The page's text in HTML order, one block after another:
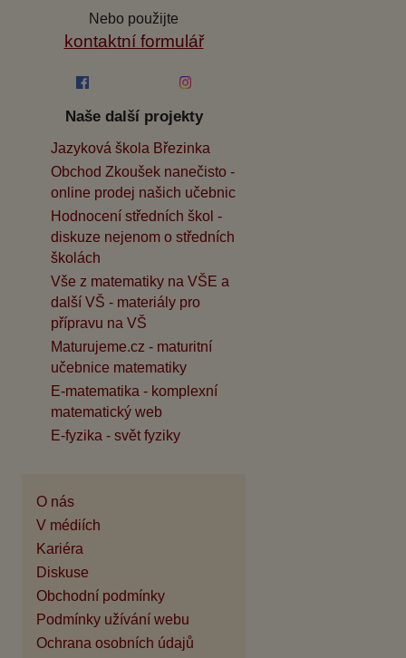
Nebo použijte
kontaktní formulář
Naše další projekty
Jazyková škola Březinka
Obchod Zkoušek nanečisto -
online prodej našich učebnic
Hodnocení středních škol -
diskuze nejenom o středních
školách
Vše z matematiky na VŠE a
další VŠ - materiály pro
přípravu na VŠ
Maturujeme.cz - maturitní
učebnice matematiky
E-matematika - komplexní
matematický web
E-fyzika - svět fyziky
O nás
V médiích
Kariéra
Diskuse
Obchodní podmínky
Podmínky užívání webu
Ochrana osobních údajů